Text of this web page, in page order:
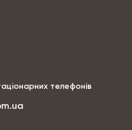
телефонів